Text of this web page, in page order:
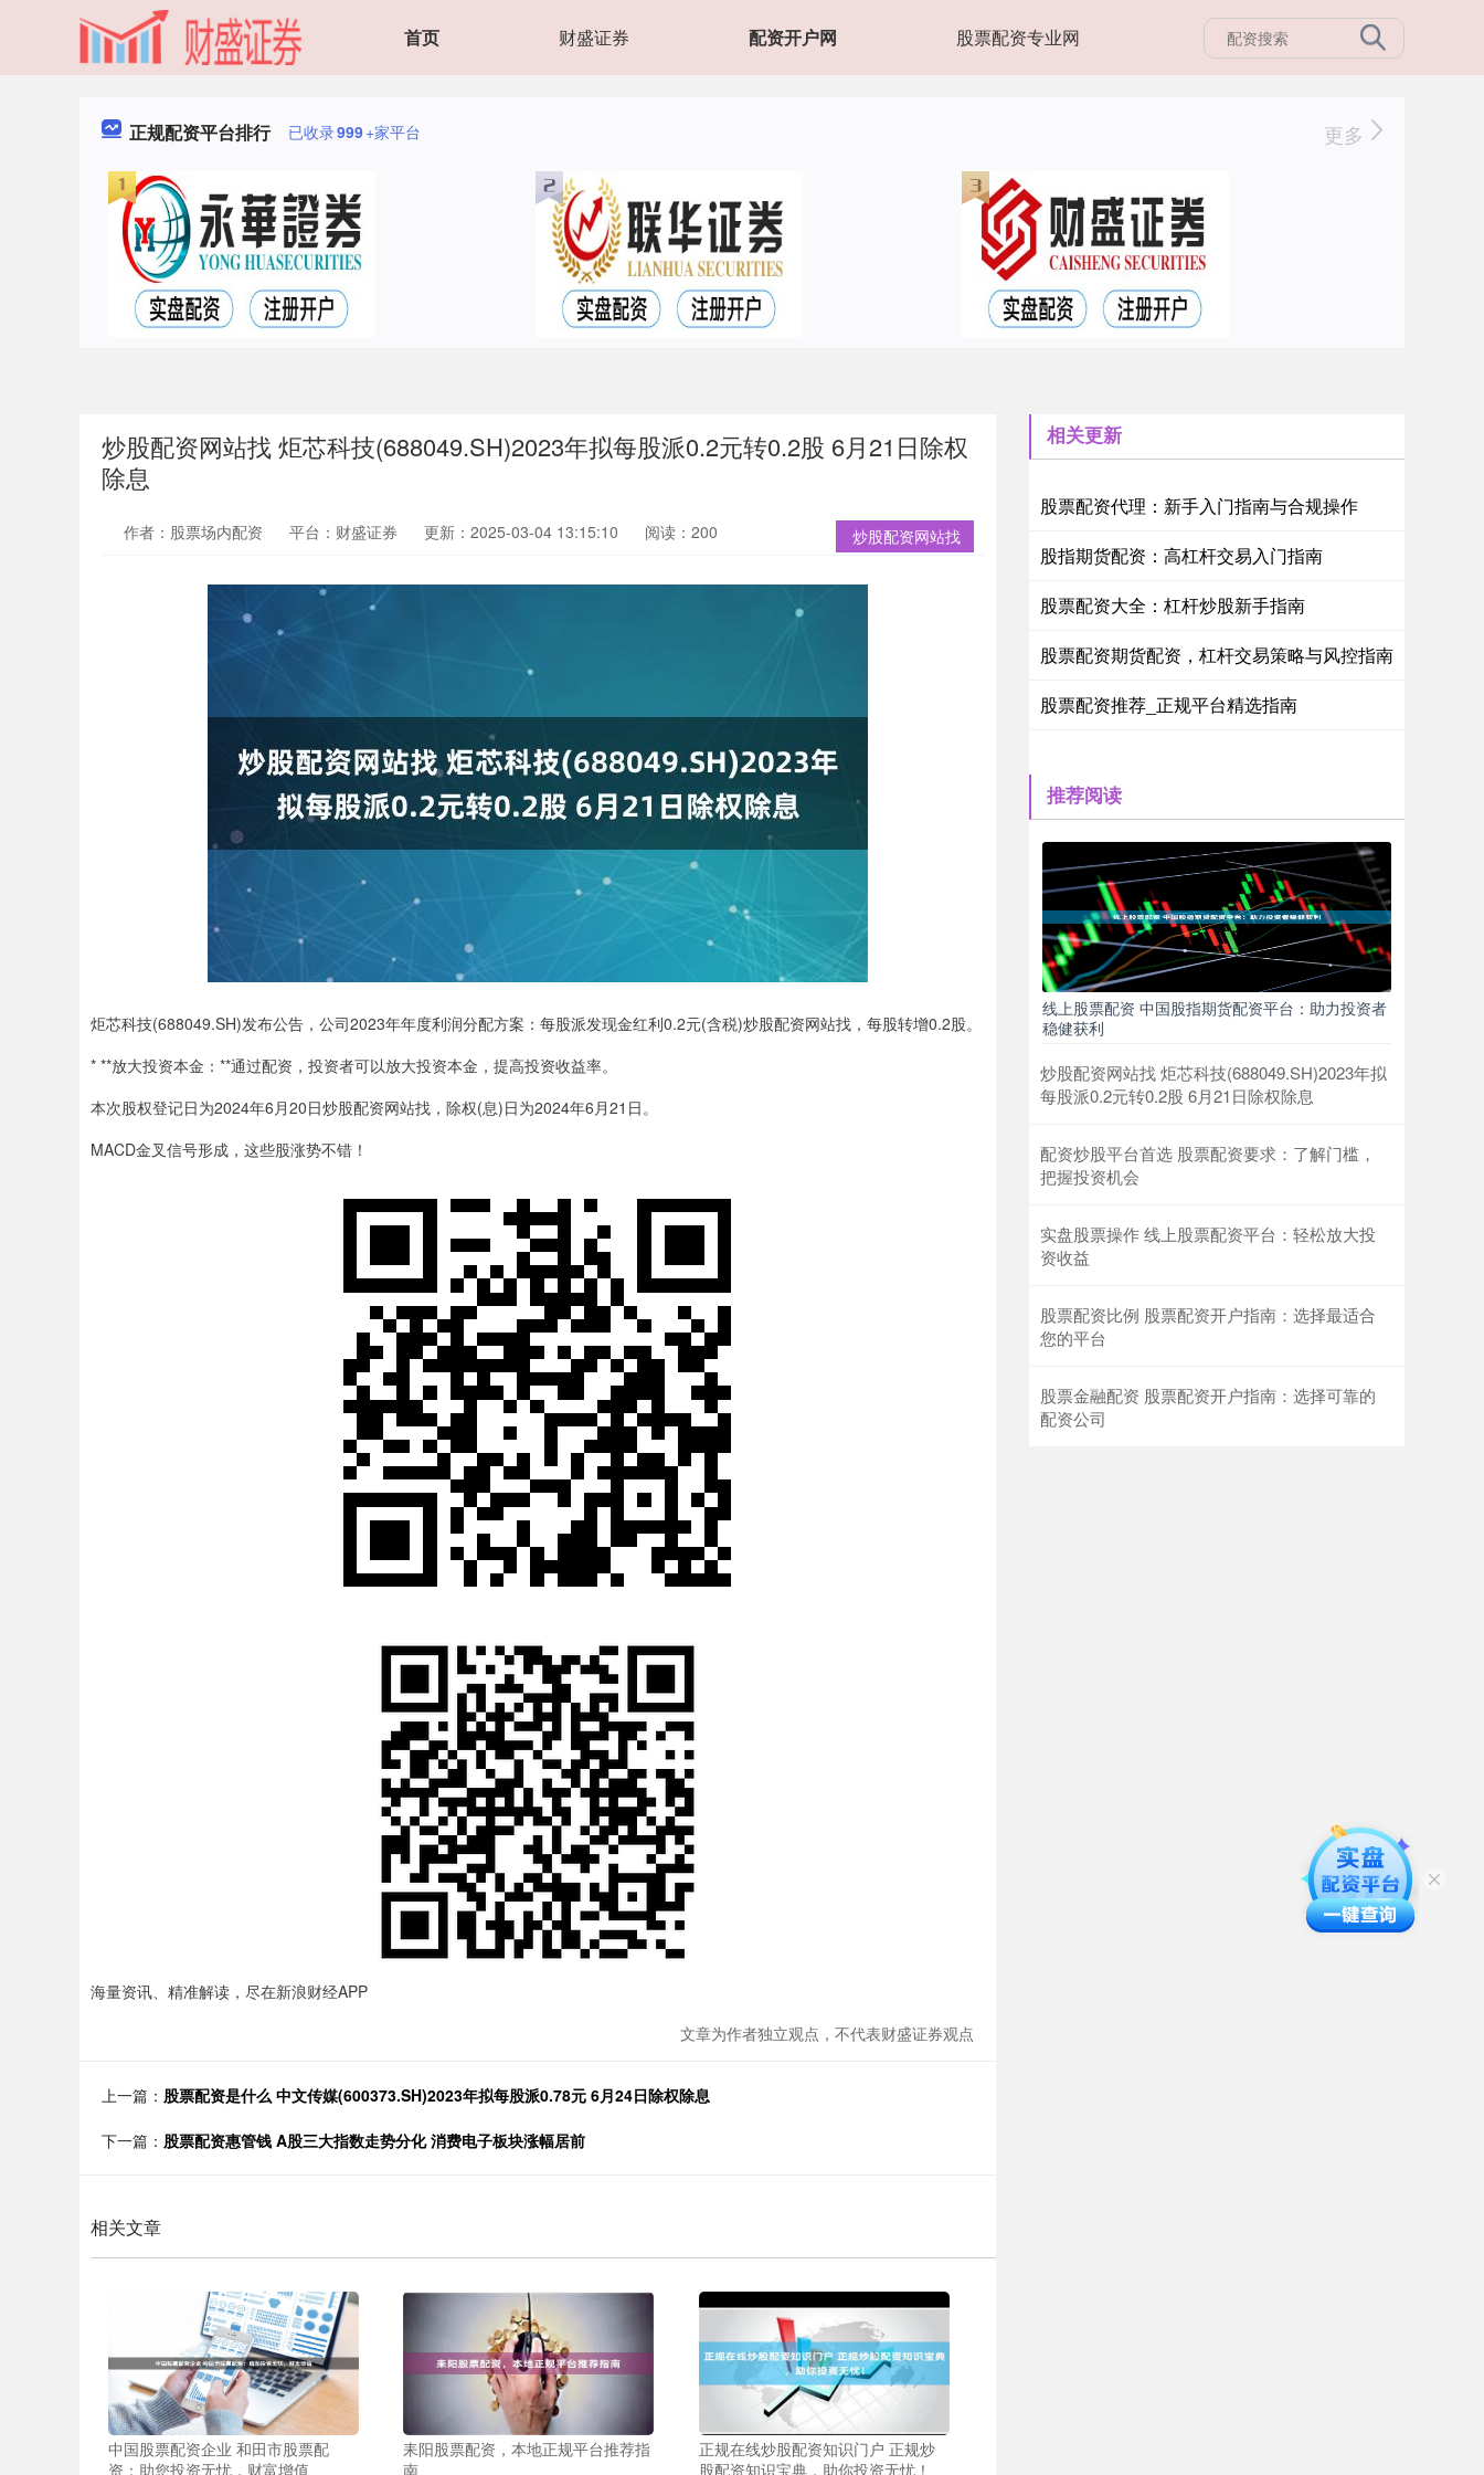
首页 财盛证券 配资开户网 股票配资专业网
正规配资平台排行 已收录999+家平台 更多
炒股配资网站找 炬芯科技(688049.SH)2023年拟每股派0.2元转0.2股 6月21日除权
除息
炒股配资网站找
作者：股票场内配资 平台：财盛证券 更新：2025-03-04 13:15:10 阅读：200
炬芯科技(688049.SH)发布公告，公司2023年年度利润分配方案：每股派发现金红利0.2元(含税)炒股配资网站找，每股转增0.2股。
* **放大投资本金：**通过配资，投资者可以放大投资本金，提高投资收益率。
本次股权登记日为2024年6月20日炒股配资网站找，除权(息)日为2024年6月21日。
MACD金叉信号形成，这些股涨势不错！
海量资讯、精准解读，尽在新浪财经APP
文章为作者独立观点，不代表财盛证券观点
上一篇： 股票配资是什么 中文传媒(600373.SH)2023年拟每股派0.78元 6月24日除权除息
下一篇： 股票配资惠管钱 A股三大指数走势分化 消费电子板块涨幅居前
相关文章
中国股票配资企业 和田市股票配
资：助您投资无忧，财富增值
耒阳股票配资，本地正规平台推荐指
南
正规在线炒股配资知识门户 正规炒
股配资知识宝典，助你投资无忧！
相关更新
股票配资代理：新手入门指南与合规操作
股指期货配资：高杠杆交易入门指南
股票配资大全：杠杆炒股新手指南
股票配资期货配资，杠杆交易策略与风控指南
股票配资推荐_正规平台精选指南
推荐阅读
线上股票配资 中国股指期货配资平台：助力投资者
稳健获利
炒股配资网站找 炬芯科技(688049.SH)2023年拟
每股派0.2元转0.2股 6月21日除权除息
配资炒股平台首选 股票配资要求：了解门槛，
把握投资机会
实盘股票操作 线上股票配资平台：轻松放大投
资收益
股票配资比例 股票配资开户指南：选择最适合
您的平台
股票金融配资 股票配资开户指南：选择可靠的
配资公司